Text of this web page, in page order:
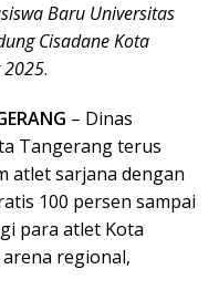
Baru Universitas
Cisadane Kota
2025.
– Dinas
Tangerang terus
atlet sarjana dengan
100 persen sampai
para atlet Kota
regional,